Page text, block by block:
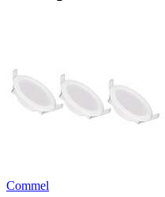
Commel